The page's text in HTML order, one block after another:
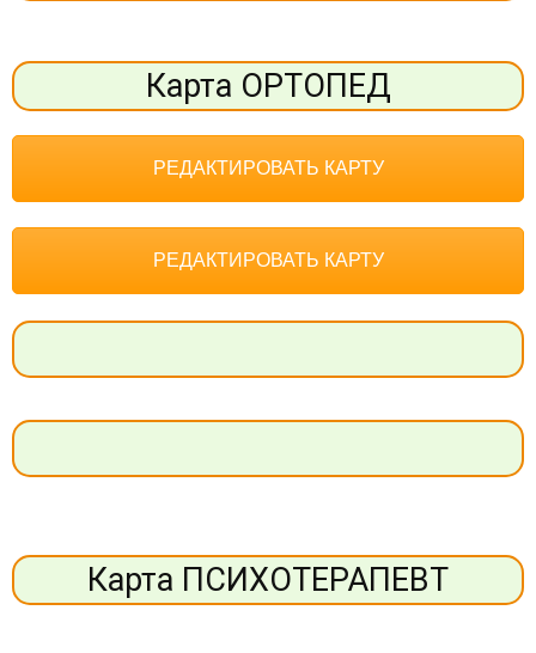
Карта ОРТОПЕД
РЕДАКТИРОВАТЬ КАРТУ
РЕДАКТИРОВАТЬ КАРТУ
Карта ПСИХОТЕРАПЕВТ